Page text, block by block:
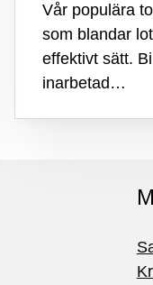
Vår populära
som blandar
effektivt sätt.
inarbetad…